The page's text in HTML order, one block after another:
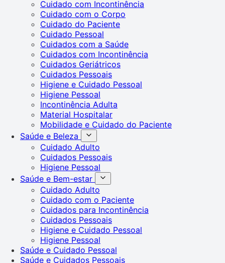
Cuidado com Incontinência
Cuidado com o Corpo
Cuidado do Paciente
Cuidado Pessoal
Cuidados com a Saúde
Cuidados com Incontinência
Cuidados Geriátricos
Cuidados Pessoais
Higiene e Cuidado Pessoal
Higiene Pessoal
Incontinência Adulta
Material Hospitalar
Mobilidade e Cuidado do Paciente
Saúde e Beleza
Cuidado Adulto
Cuidados Pessoais
Higiene Pessoal
Saúde e Bem-estar
Cuidado Adulto
Cuidado com o Paciente
Cuidados para Incontinência
Cuidados Pessoais
Higiene e Cuidado Pessoal
Higiene Pessoal
Saúde e Cuidado Pessoal
Saúde e Cuidados Pessoais